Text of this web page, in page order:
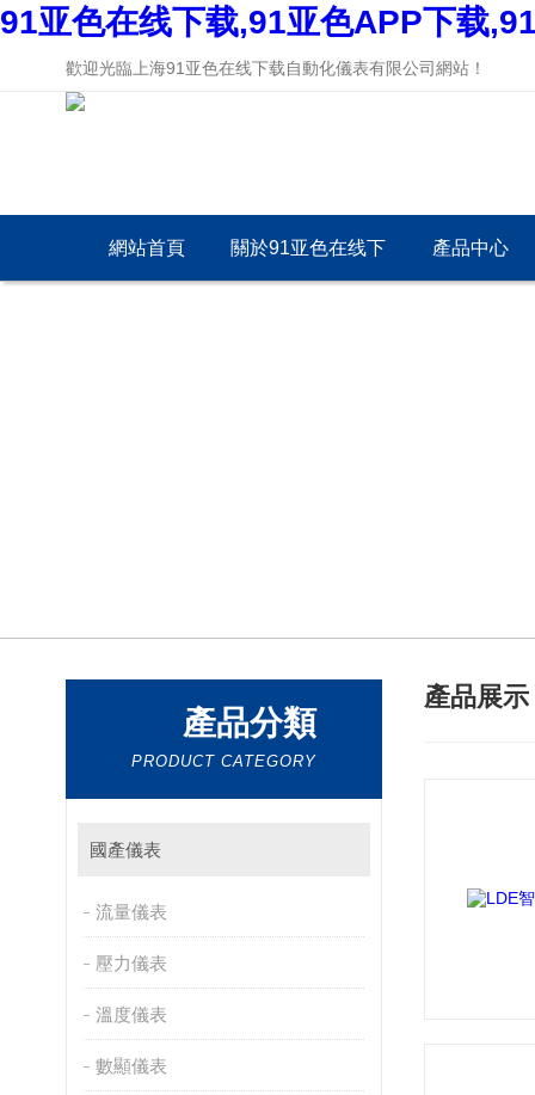
91亚色在线下载,91亚色APP下载
歡迎光臨上海91亚色在线下载自動化儀表有限公司網站！
網站首頁 關於91亚色在线下 產品中心
產品分類
PRODUCT CATEGORY
國產儀表
流量儀表
壓力儀表
溫度儀表
數顯儀表
產品展示